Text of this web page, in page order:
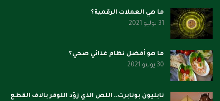
ما هي العملات الرقمية؟
31 يوليو 2021
ما هو أفضل نظام غذائي صحي؟
30 يوليو 2021
نابليون بونابرت.. اللص الذي زوّد اللوفر بآلاف القطع